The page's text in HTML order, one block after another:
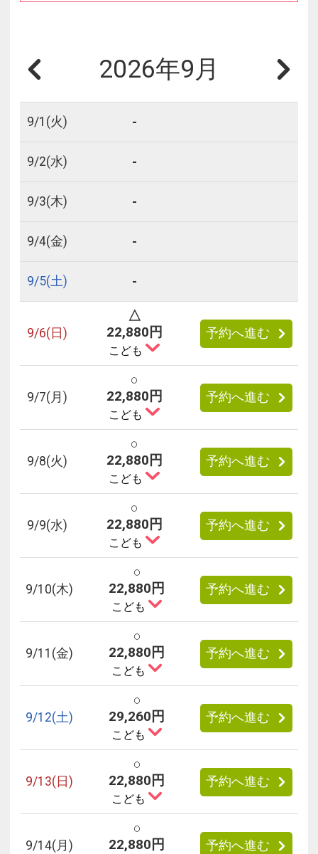
2026年9月
9/1 (火) -
9/2(水) -
9/3(木) -
9/4(金) -
9/5(土) -
9/6(日)
△
22,880円
こども
予約へ進む
9/7(月)
○
22,880円
こども
予約へ進む
9/8(火)
○
22,880円
こども
予約へ進む
9/9(水)
○
22,880円
こども
予約へ進む
9/10(木)
○
22,880円
こども
予約へ進む
9/11 (金)
○
22,880円
こども
予約へ進む
9/12(土)
○
29,260円
こども
予約へ進む
9/13(日)
○
22,880円
こども
予約へ進む
9/14(月)
○
22,880円
予約へ進む